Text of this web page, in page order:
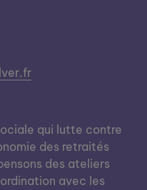
qui lutte contre
des retraités
des ateliers
avec les